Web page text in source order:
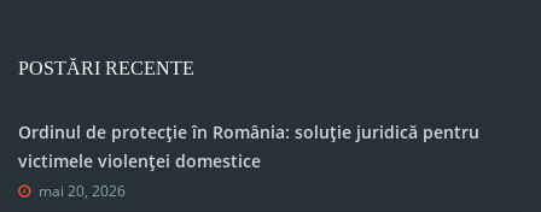
POSTĂRI RECENTE
Ordinul de protecție în România: soluție juridică pentru
victimele violenței domestice
mai 20, 2026